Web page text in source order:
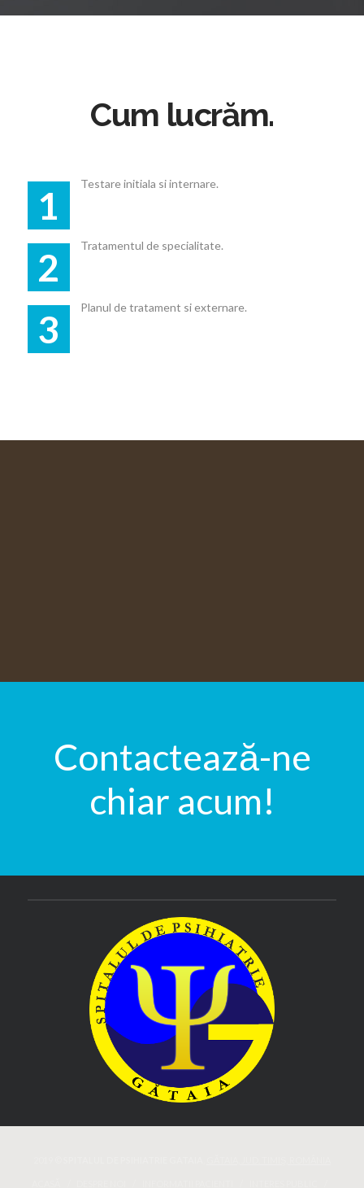
Cum lucrăm.
1 Testare initiala si internare.
2 Tratamentul de specialitate.
3 Planul de tratament si externare.
Contactează-ne
chiar acum!